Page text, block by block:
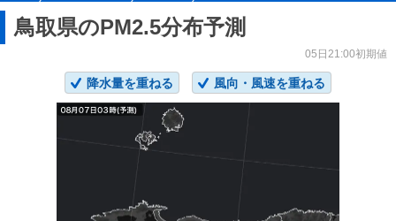
鳥取県のPM2.5分布予測
05日21:00初期値
降水量を重ねる 風向・風速を重ねる